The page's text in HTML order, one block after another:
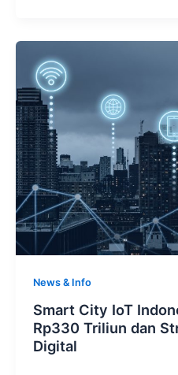
News & Info
Smart City IoT
Rp330 Triliun dan
Digital